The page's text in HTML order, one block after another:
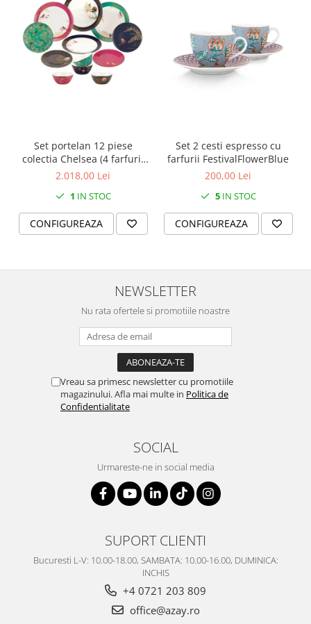
SERENDIPITY WHITE
FLOWER FESTIVAL BLUE
FLOWER FESTIVAL RED
LOVE BIRDS
CHIQUE VERDE
Royal White
CHIQUE STRIPES GALBEN
Set portelan 12 piese
colectia Chelsea (4 farfurii
28 cm, 4 farfuri 20 cm si 4
2.018,00 Lei
1 IN STOC
CONFIGUREAZA
Set 2 cesti espresso cu
farfurii FestivalFlowerBlue
200,00 Lei
5IN STOC
CONFIGUREAZA
NEWSLETTER
Nu rata ofertele si promotiile noastre
Vreau sa primesc newsletter cu promotiile
magazinului. Afla mai multe in Politica de
Confidentialitate
SOCIAL
Urmareste-ne in social media
SUPORT CLIENTI
Bucuresti L-V: 10.00-18.00, SAMBATA: 10.00-16.00, DUMINICA:
INCHIS
+4 0721 203 809
office@azay.ro